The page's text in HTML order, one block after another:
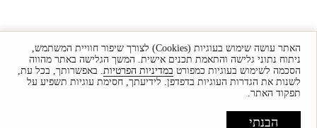
האתר עושה שימוש בעוגיות (Cookies) לצורך שיפור חוויית המשתמש,
ניתוח נתוני גלישה והתאמת תכנים אישית. המשך הגלישה באתר מהווה
הסכמה לשימוש בעוגיות כמפורט במדיניות הפרטיות. באפשרותך, בכל עת,
לשנות את הגדרות העוגיות בדפדפן. לידיעתך, חסימת עוגיות תשפיע על
תפקוד האתר.
הבנתי